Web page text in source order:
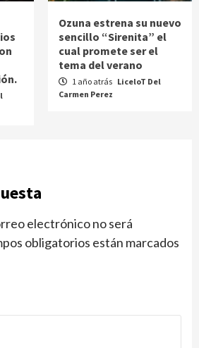
Ozuna estrena su nuevo
sencillo “Sirenita” el
cual promete ser el
tema del verano
1 año atrás LiceloT Del
Carmen Perez
electrónico no será
obligatorios están marcados